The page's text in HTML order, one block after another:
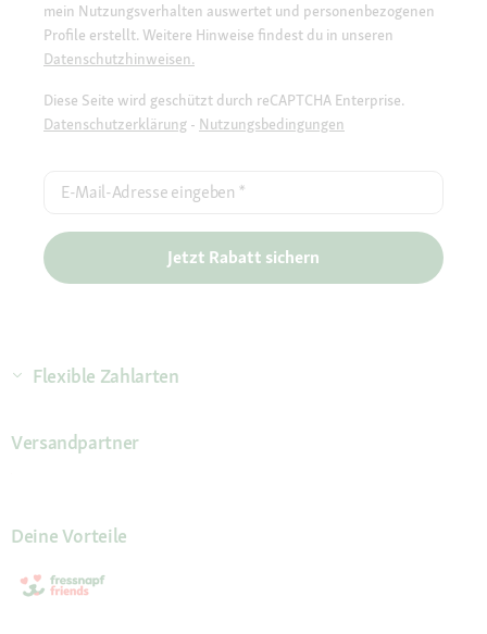
mein Nutzungsverhalten auswertet und personenbezogenen
Profile erstellt. Weitere Hinweise findest du in unseren
Datenschutzhinweisen.
Diese Seite wird geschützt durch reCAPTCHA Enterprise.
Datenschutzerklärung - Nutzungsbedingungen
E-Mail-Adresse eingeben *
Jetzt Rabatt sichern
Flexible Zahlarten
Versandpartner
Deine Vorteile